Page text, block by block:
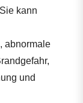
kann
abnormale
und